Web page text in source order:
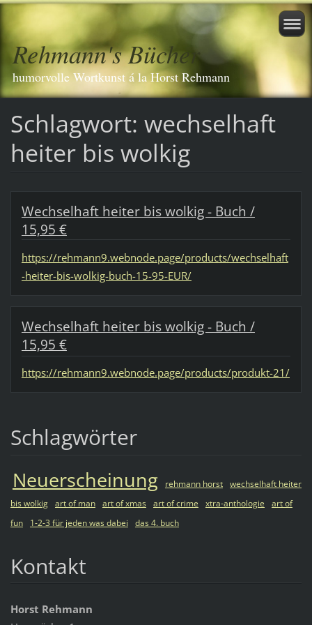
Rehmann's Bücher
humorvolle Wortkunst á la Horst Rehmann
Schlagwort: wechselhaft
heiter bis wolkig
Wechselhaft heiter bis wolkig - Buch /
15,95 €
https://rehmann9.webnode.page/products/wechselhaft
-heiter-bis-wolkig-buch-15-95-EUR/
Wechselhaft heiter bis wolkig - Buch /
15,95 €
https://rehmann9.webnode.page/products/produkt-21/
Schlagwörter
Neuerscheinung rehmann horst wechselhaft heiter
bis wolkig art of man art of xmas art of crime xtra-anthologie
art of
fun
1-2-3 für jeden was dabei das 4. buch
Kontakt
Horst Rehmann